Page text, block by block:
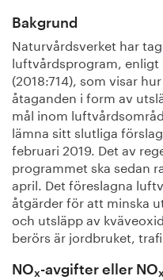
Bakgrund
Naturvårdsverket har
luftvårdsprogram,
(2018:714), som visar
åtaganden i form av
mål inom
lämna sitt slutliga
februari 2019. Det av
programmet ska sedan
april. Det föreslagna
åtgärder för att minska
och utsläpp av
berörs är jordbruket,
NOx-avgifter eller NOx